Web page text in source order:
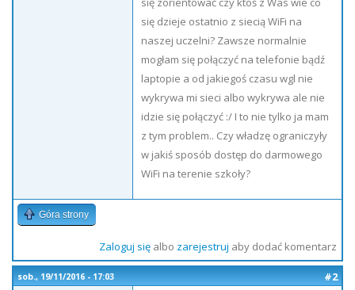
się dzieje ostatnio z siecią WiFi na
naszej uczelni? Zawsze normalnie
mogłam się połączyć na telefonie bądź
laptopie a od jakiegoś czasu wgl nie
wykrywa mi sieci albo wykrywa ale nie
idzie się połączyć :/ I to nie tylko ja mam
z tym problem.. Czy władzę ograniczyły
w jakiś sposób dostęp do darmowego
WiFi na terenie szkoły?
Góra strony
Zaloguj sięalbo zarejestruj aby dodać komentarz
sob., 19/11/2016 - 17:03
#2